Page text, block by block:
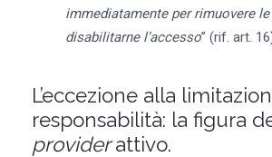
immediatamente per rimuovere
disabilitarne l’accesso” (rif. art.
L’eccezione alla
responsabilità: la figura
providerattivo.